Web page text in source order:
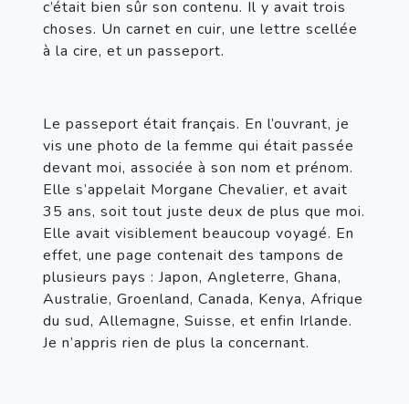
c’était bien sûr son contenu. Il y avait trois
choses. Un carnet en cuir, une lettre scellée
à la cire, et un passeport.
Le passeport était français. En l’ouvrant, je
vis une photo de la femme qui était passée
devant moi, associée à son nom et prénom.
Elle s’appelait Morgane Chevalier, et avait
35 ans, soit tout juste deux de plus que moi.
Elle avait visiblement beaucoup voyagé. En
effet, une page contenait des tampons de
plusieurs pays : Japon, Angleterre, Ghana,
Australie, Groenland, Canada, Kenya, Afrique
du sud, Allemagne, Suisse, et enfin Irlande.
Je n’appris rien de plus la concernant.